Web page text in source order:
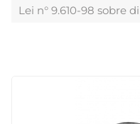
Lei n° 9.610-98 sobre